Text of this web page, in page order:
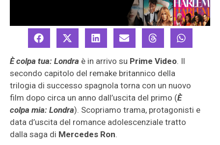
È colpa tua: Londra è in arrivo su Prime Video. Il
secondo capitolo del remake britannico della
trilogia di successo spagnola torna con un nuovo
film dopo circa un anno dall’uscita del primo (È
colpa mia: Londra). Scopriamo trama, protagonisti e
data d’uscita del romance adolescenziale tratto
dalla saga di Mercedes Ron.